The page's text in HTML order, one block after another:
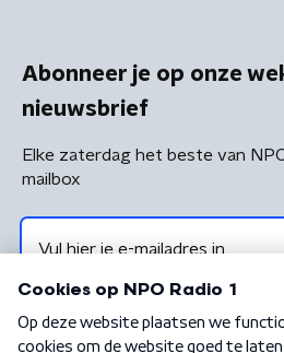
Abonneer je op onze
nieuwsbrief
Elke zaterdag het beste van
mailbox